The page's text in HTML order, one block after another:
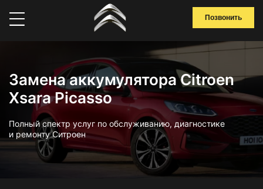
Позвонить
Замена аккумулятора Citroen
Xsara Picasso
Полный спектр услуг по обслуживанию, диагностике
и ремонту Ситроен